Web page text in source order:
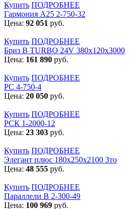
Купить ПОДРОБНЕЕ
Гармония А25 2-750-32
Цена: 92 051 руб.
Купить ПОДРОБНЕЕ
Бриз В TURBO 24V 380х120х3000
Цена: 161 890 руб.
Купить ПОДРОБНЕЕ
РС 4-750-4
Цена: 20 050 руб.
Купить ПОДРОБНЕЕ
РСК 1-2000-12
Цена: 23 303 руб.
Купить ПОДРОБНЕЕ
Элегант плюс 180x250x2100 3то
Цена: 48 555 руб.
Купить ПОДРОБНЕЕ
Параллели В 2-300-49
Цена: 100 969 руб.